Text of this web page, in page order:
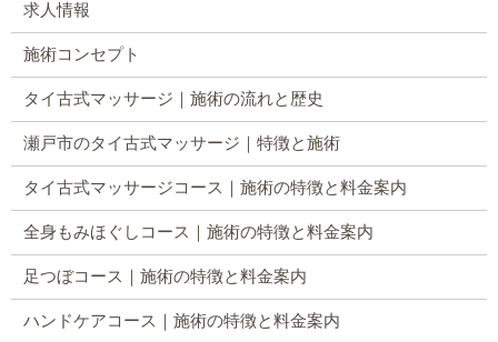
求人情報
施術コンセプト
タイ古式マッサージ｜施術の流れと歴史
瀬戸市のタイ古式マッサージ｜特徴と施術
タイ古式マッサージコース｜施術の特徴と料金案内
全身もみほぐしコース｜施術の特徴と料金案内
足つぼコース｜施術の特徴と料金案内
ハンドケアコース｜施術の特徴と料金案内